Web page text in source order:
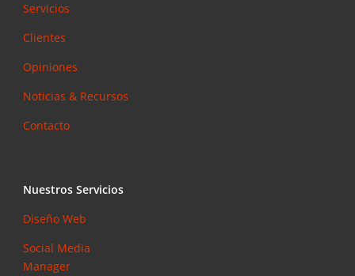
Servicios
Clientes
Opiniones
Noticias & Recursos
Contacto
Nuestros Servicios
Diseño Web
Social Media
Manager